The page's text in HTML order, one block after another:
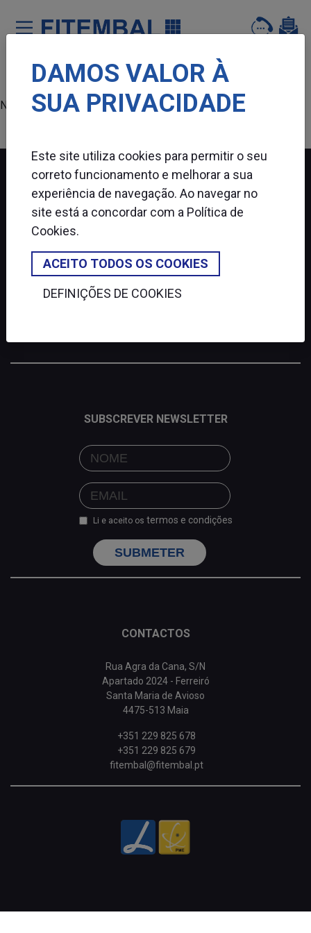
Saltar para o conteï¿½do principal da pï¿½gina
Nenhum produto encontrado.
FITEMBAL
SUBSCREVER NEWSLETTER
Li e aceito os termos e condições
SUBMETER
CONTACTOS
Rua Agra da Cana, S/N
Apartado 2024 - Ferreiró
Santa Maria de Avioso
4475-513 Maia
+351 229 825 678
+351 229 825 679
fitembal@fitembal.pt
DAMOS VALOR À
SUA PRIVACIDADE
Este site utiliza cookies para permitir o seu
correto funcionamento e melhorar a sua
experiência de navegação. Ao navegar no
site está a concordar com a Política de
Cookies.
ACEITO TODOS OS COOKIES
DEFINIÇÕES DE COOKIES